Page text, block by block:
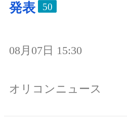
発表
50
08月07日 15:30
オリコンニュース